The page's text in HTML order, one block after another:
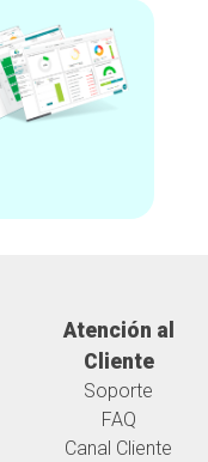
Atención al
Cliente
Soporte
FAQ
Canal Cliente